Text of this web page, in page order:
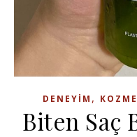
DENEYIM ,
Biten Saç